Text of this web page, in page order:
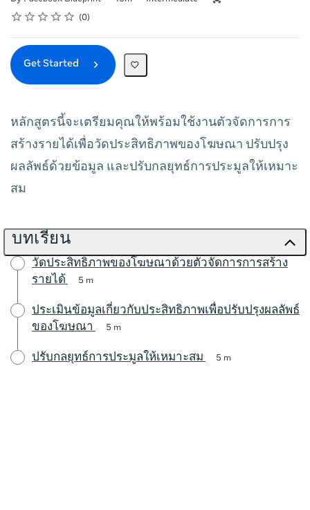
Rating
1 star
2 stars
3 stars
4 stars
5 stars
Average rating: 0 0
No reviews
Get Started
หลักสูตรนี้จะเตรียมคุณให้พร้อมใช้งานตัวจัดการการ
สร้างรายได้เพื่อวัดประสิทธิภาพของโฆษณา ปรับปรุง
ผลลัพธ์ด้วยข้อมูล และปรับกลยุทธ์การประมูลให้เหมาะ
สม
บทเรียน
วัดประสิทธิภาพของโฆษณาด้วยตัวจัดการการสร้าง
รายได้
5 m
ประเมินข้อมูลเกี่ยวกับประสิทธิภาพเพื่อปรับปรุงผลลัพธ์
ของโฆษณา
5 m
ปรับกลยุทธ์การประมูลให้เหมาะสม 5 m